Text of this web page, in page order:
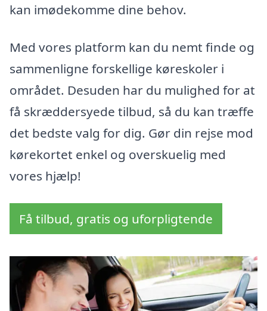
kan imødekomme dine behov.
Med vores platform kan du nemt finde og
sammenligne forskellige køreskoler i
området. Desuden har du mulighed for at
få skræddersyede tilbud, så du kan træffe
det bedste valg for dig. Gør din rejse mod
kørekortet enkel og overskuelig med
vores hjælp!
Få tilbud, gratis og uforpligtende